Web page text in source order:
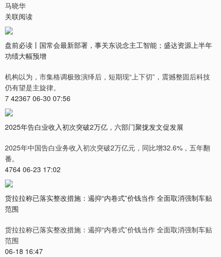
马晓华
关联阅读
盘前必读丨国常会最新部署，事关东说念主工智能；盛达资源上半年
功绩大幅预增
机构以为，市集格调极致演绎后，短期现“上下切”，震撼整固后科技
仍有望是主旋律。
7 42367 06-30 07:56
2025年告白业收入初次突破2万亿，六部门聚拢发文促发展
2025年中国告白业务收入初次突破2万亿元，同比增32.6%，五年翻
番。
4764 06-23 17:02
货拉拉称已落实整改措施：遏抑“内卷式”价钱当作 全面取消强制车贴
范围
货拉拉称已落实整改措施：遏抑“内卷式”价钱当作 全面取消强制车贴
范围
06-18 16:47